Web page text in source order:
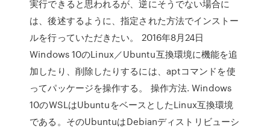
実行できると思われるが、逆にそうでない場合に
は、後述するように、指定された方法でインストー
ルを行っていただきたい。 2016年8月24日
Windows 10のLinux／Ubuntu互換環境に機能を追
加したり、削除したりするには、aptコマンドを使
ってパッケージを操作する。 操作方法. Windows
10のWSLはUbuntuをベースとしたLinux互換環境
である。そのUbuntuはDebianディストリビューシ